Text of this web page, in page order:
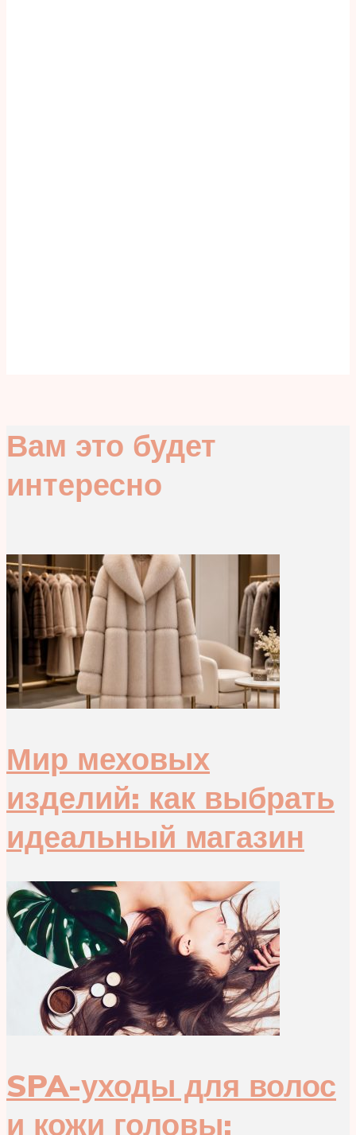
Вам это будет
интересно
Мир меховых
изделий: как выбрать
идеальный магазин
SPA-уходы для волос
и кожи головы: